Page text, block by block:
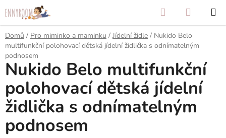
na
obsah
Hledat
KOŠÍK
Domů / Pro miminko a maminku / Jídelní židle / Nukido Belo
multifunkční polohovací dětská jídelní židlička s odnímatelným
podnosem
Nukido Belo multifunkční
polohovací dětská jídelní
židlička s odnímatelným
podnosem